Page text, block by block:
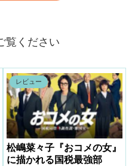
覧ください
レビュー
松嶋菜々子『おコメの女』
に描かれる国税最強部